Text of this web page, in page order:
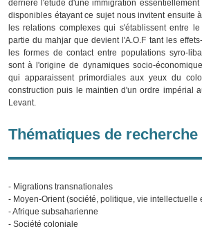
derrière l'étude d'une immigration
disponibles étayant ce sujet nous invitent ensuite
les relations complexes qui s'établissent entre
partie du mahjar que devient l'A.O.F tant les
les formes de contact entre populations syro-
sont à l'origine de dynamiques socio-
qui apparaissent primordiales aux yeux du
construction puis le maintien d'un ordre impérial
Levant.
Thématiques de recherche
- Migrations transnationales
- Moyen-Orient (société, politique, vie intellectuelle
- Afrique subsaharienne
- Société coloniale